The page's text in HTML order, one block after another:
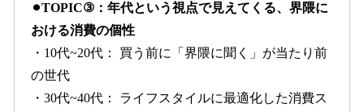
⚫︎TOPIC③：年代という視点で見えてくる、界隈に
おける消費の個性
・10代~20代： 買う前に「界隈に聞く」が当たり前
の世代
・30代~40代： ライフスタイルに最適化した消費ス